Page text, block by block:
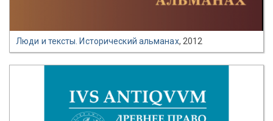
Люди и тексты. Исторический альманах, 2012